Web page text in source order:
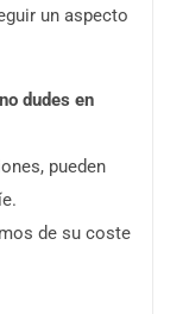
un aspecto
dudes en
pueden
de su coste